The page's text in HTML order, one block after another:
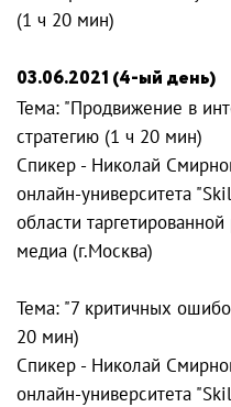
(1 ч 20 мин)
03.06.2021 (4-ый день)
Тема: "Продвижение в
стратегию (1 ч 20 мин)
Спикер - Николай
онлайн-университета
области
медиа (г.Москва)
Тема: "7 критичных
20 мин)
Спикер - Николай
онлайн-университета